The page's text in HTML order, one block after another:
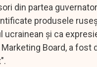
din partea
produsele
și ca
Board, a